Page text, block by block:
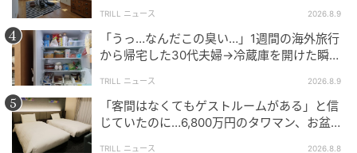
出典 FUDGE.jp
TRILL ニュース 2026.8.9
「うっ…なんだこの臭い…」1週間の海外旅行
から帰宅した30代夫婦→冷蔵庫を開けた瞬
TRILL ニュース 2026.8.9
「客間はなくてもゲストルームがある」と信
じていたのに…6,800万円のタワマン、お盆に
TRILL ニュース 2026.8.8